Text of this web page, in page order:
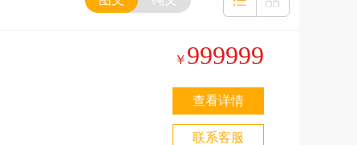
￥ 999999
查看详情
联系客服